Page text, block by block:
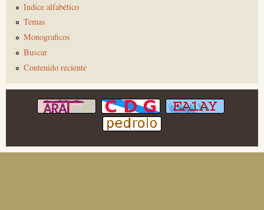
Indice alfabético
Temas
Monograficos
Buscar
Contenido reciente